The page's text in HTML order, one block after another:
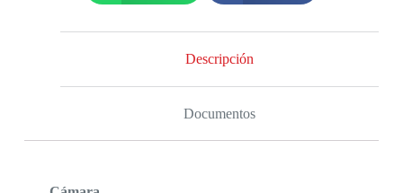
Descripción
Documentos